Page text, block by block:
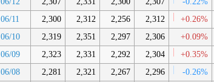
06/11
2,300 2,312 2,256 2,312 +0.26%
06/10
2,319 2,351 2,297 2,306 +0.09%
06/09
2,323 2,331 2,292 2,304 +0.35%
06/08
2,281 2,321 2,267 2,296 -0.26%